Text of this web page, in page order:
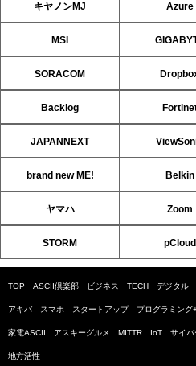
キヤノンMJ Azure
MSI
SORACOM
Backlog
JAPANNEXT
brand new ME! Belkin
ヤマハ Zoom
STORM pCloud
TOP ASCII倶楽部 ビジネス TECH デジタル
アキバ スマホ スタートアップ プログラミング
家電ASCII アスキーグルメ MITTR IoT サイバ
地方活性